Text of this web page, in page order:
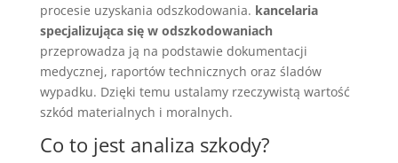
procesie uzyskania odszkodowania. kancelaria
specjalizująca się w odszkodowaniach
przeprowadza ją na podstawie dokumentacji
medycznej, raportów technicznych oraz śladów
wypadku. Dzięki temu ustalamy rzeczywistą wartość
szkód materialnych i moralnych.
Co to jest analiza szkody?